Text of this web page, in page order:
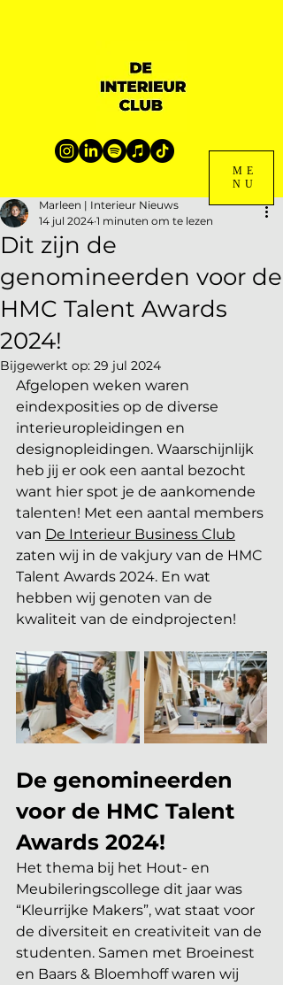
ME
NU
Dit zijn de
genomineerden voor de
HMC Talent Awards
2024!
Marleen | Interieur Nieuws
14 jul 2024 1 minuten om te lezen
Bijgewerkt op: 29 jul 2024
Afgelopen weken waren
eindexposities op de diverse
interieuropleidingen en
designopleidingen. Waarschijnlijk
heb jij er ook een aantal bezocht
want hier spot je de aankomende
talenten! Met een aantal members
van De Interieur Business Club
zaten wij in de vakjury van de HMC
Talent Awards 2024. En wat
hebben wij genoten van de
kwaliteit van de eindprojecten!
De genomineerden
voor de HMC Talent
Awards 2024!
Het thema bij het Hout- en
Meubileringscollege dit jaar was
“Kleurrijke Makers”, wat staat voor
de diversiteit en creativiteit van de
studenten. Samen met Broeinest
en Baars & Bloemhoff waren wij